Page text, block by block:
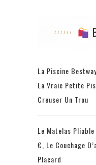
La Piscine
La Vraie Petite
Creuser Un Trou
Le Matelas
€, Le Couchage
Placard